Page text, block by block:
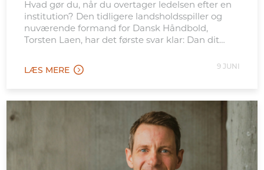
Hvad gør du, når du overtager ledelsen efter en
institution? Den tidligere landsholdsspiller og
nuværende formand for Dansk Håndbold,
Torsten Laen, har det første svar klar: Dan dit
LÆS MERE 9 JUNI